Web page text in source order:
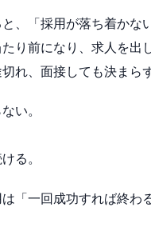
、「採用が落ち着かな
り前になり、求人を出
れ、面接しても決まら
い。
る。
「一回成功すれば終